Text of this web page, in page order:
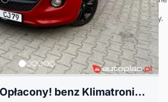
Opel Adam 1.2 Opłacony! benz Klimatronik 70ps Tempomat Niemcy!